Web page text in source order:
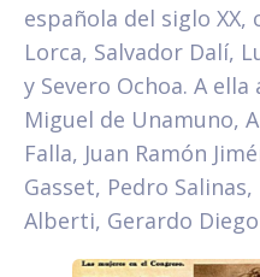
española del siglo XX,
Lorca, Salvador Dalí,
y Severo Ochoa. A
Miguel de Unamuno,
Falla, Juan Ramón
Gasset, Pedro
Alberti, Gerardo Diego